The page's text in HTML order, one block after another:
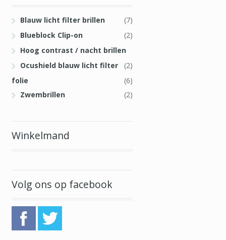
Blauw licht filter brillen
(7)
Blueblock Clip-on
(2)
Hoog contrast / nacht brillen
(2)
Ocushield blauw licht filter
folie
(6)
Zwembrillen
(2)
Winkelmand
Volg ons op facebook